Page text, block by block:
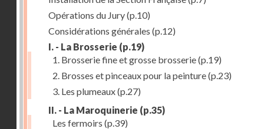
Opérations du Jury(p.10)
Considérations générales (p.12)
I. - La Brosserie (p.19)
1. Brosserie fine et grosse brosserie(p.19)
2. Brosses et pinceaux pour la peinture(p.23)
3. Les plumeaux(p.27)
II. - La Maroquinerie (p.35)
Les fermoirs (p.39)